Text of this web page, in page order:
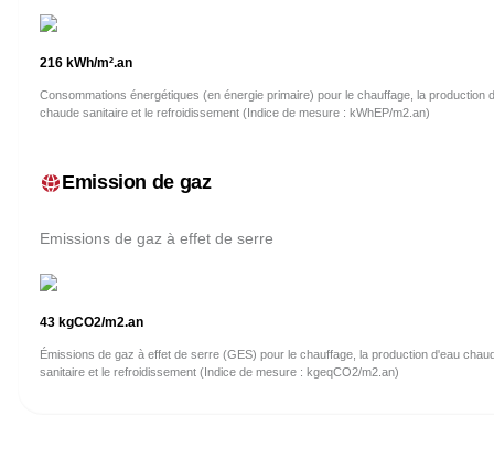
216 kWh/m².an
Consommations énergétiques (en énergie primaire) pour le chauffage, la production
chaude sanitaire et le refroidissement (Indice de mesure : kWhEP/m2.an)
Emission de gaz
Emissions de gaz à effet de serre
43 kgCO2/m2.an
Émissions de gaz à effet de serre (GES) pour le chauffage, la production d'eau
sanitaire et le refroidissement (Indice de mesure : kgeqCO2/m2.an)